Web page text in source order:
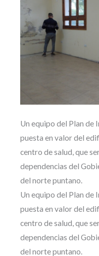
Un equipo del Plan de
puesta en valor del
centro de salud, que
dependencias del
del norte puntano.
Un equipo del Plan de
puesta en valor del
centro de salud, que
dependencias del
del norte puntano.